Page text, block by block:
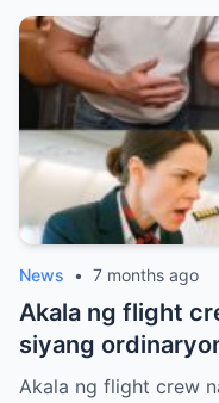
News • 7 months ago
Akala ng flight
siyang
nararapat sa
Akala ng flight crew